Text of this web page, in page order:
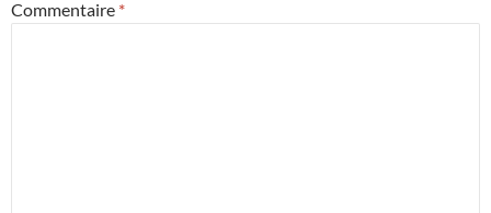
Commentaire *